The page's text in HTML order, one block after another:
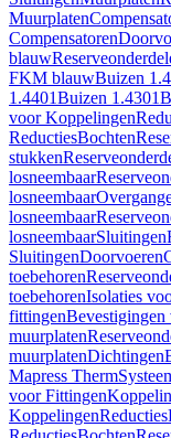
Muurplaten
Compensatoren
blauw
FKM blauwBuizen
1.4401Buizen 1.4301
voor Koppelingen
ReductiesBochten
stukken
losneembaar
losneembaar
losneembaar
losneembaarSluitingen
SluitingenDoorvoeren
toebehoren
toebehorenIsolaties
fittingenBevestigingen
muurplaten
muurplatenDichtingen
Mapress Therm
voor Fittingen
KoppelingenReducties